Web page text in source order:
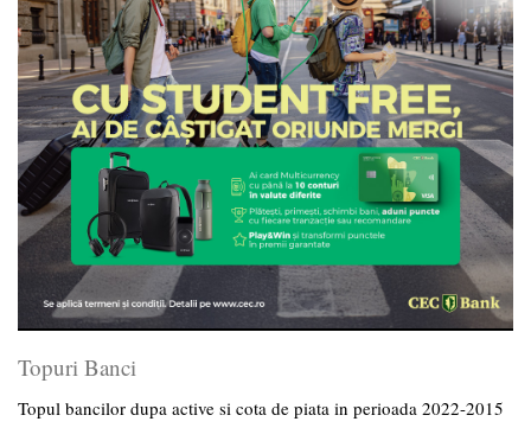
Topuri Banci
Topul bancilor dupa active si cota de piata in perioada 2022-2015